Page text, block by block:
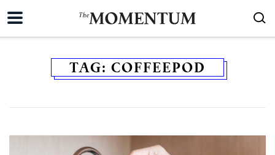
TAG: COFFEEPOD